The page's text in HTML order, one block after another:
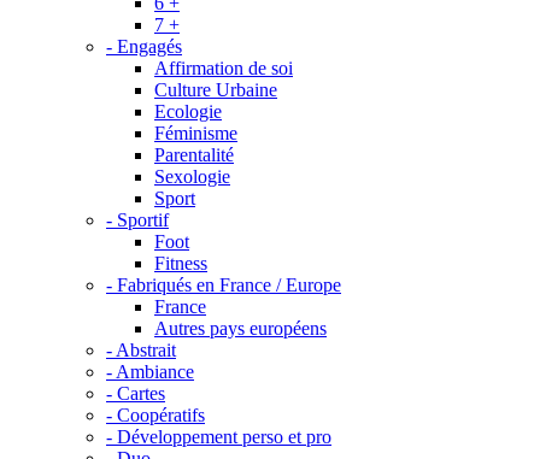
7 +
- Engagés
Affirmation de soi
Culture Urbaine
Ecologie
Féminisme
Parentalité
Sexologie
Sport
- Sportif
Foot
Fitness
- Fabriqués en France / Europe
France
Autres pays européens
- Abstrait
- Ambiance
- Cartes
- Coopératifs
- Développement perso et pro